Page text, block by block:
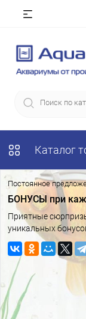
Каталог
Постоянное
БОНУСЫ при
Приятные
уникальных